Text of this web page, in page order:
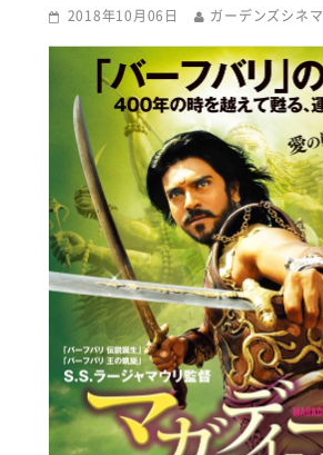
2018年10月06日 ガーデンズシネマ